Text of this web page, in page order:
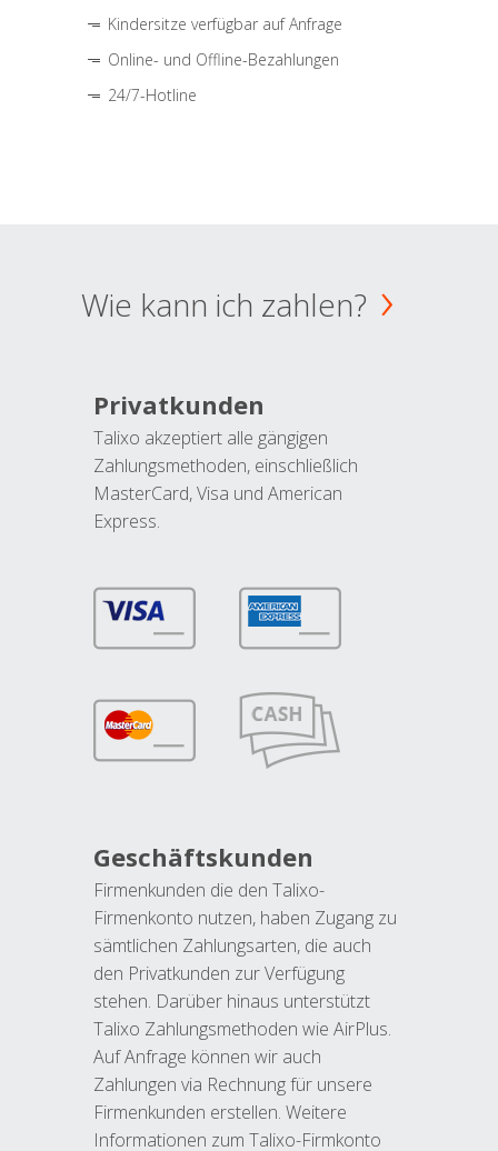
Kindersitze verfügbar auf Anfrage
Online- und Offline-Bezahlungen
24/7-Hotline
Wie kann ich zahlen?
Privatkunden
Talixo akzeptiert alle gängigen
Zahlungsmethoden, einschließlich
MasterCard, Visa und American
Express.
Geschäftskunden
Firmenkunden die den Talixo-
Firmenkonto nutzen, haben Zugang zu
sämtlichen Zahlungsarten, die auch
den Privatkunden zur Verfügung
stehen. Darüber hinaus unterstützt
Talixo Zahlungsmethoden wie AirPlus.
Auf Anfrage können wir auch
Zahlungen via Rechnung für unsere
Firmenkunden erstellen. Weitere
Informationen zum Talixo-Firmkonto